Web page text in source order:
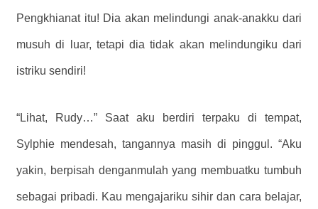
Pengkhianat itu! Dia akan melindungi anak-anakku dari
musuh di luar, tetapi dia tidak akan melindungiku dari
istriku sendiri!
“Lihat, Rudy…” Saat aku berdiri terpaku di tempat,
Sylphie mendesah, tangannya masih di pinggul. “Aku
yakin, berpisah denganmulah yang membuatku tumbuh
sebagai pribadi. Kau mengajariku sihir dan cara belajar,